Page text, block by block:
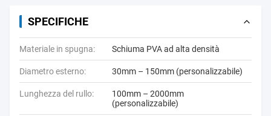
SPECIFICHE
Materiale in spugna: Schiuma PVA ad alta densità
Diametro esterno: 30mm – 150mm (personalizzabile)
Lunghezza del rullo:
100mm – 2000mm
(personalizzabile)